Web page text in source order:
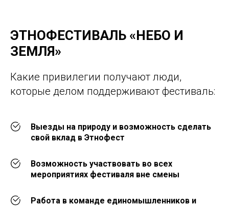
ЭТНОФЕСТИВАЛЬ «НЕБО И
ЗЕМЛЯ»
Какие привилегии получают люди,
которые делом поддерживают фестиваль:
Выезды на природу и возможность сделать
свой вклад в Этнофест
Возможность участвовать во всех
мероприятиях фестиваля вне смены
Работа в команде единомышленников и